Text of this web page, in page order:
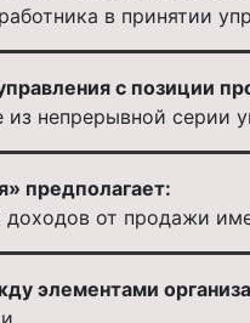
в принятии
с позиции
непрерывной серии
предполагает:
доходов от продажи
элементами